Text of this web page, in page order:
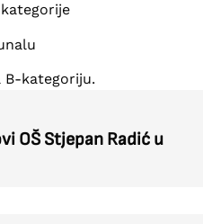
B-kategoriju.
OŠ Stjepan Radić u